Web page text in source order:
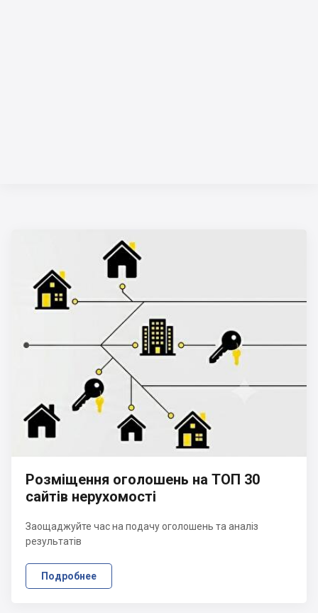
Розміщення оголошень на ТОП 30
сайтів нерухомості
Заощаджуйте час на подачу оголошень та аналіз
результатів
Подробнее